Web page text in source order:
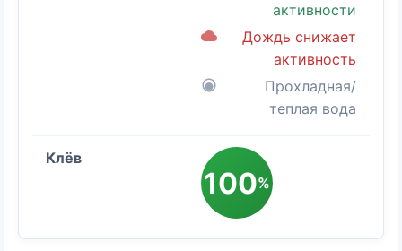
активности
Дождь снижает
активность
Прохладная/
теплая вода
100%